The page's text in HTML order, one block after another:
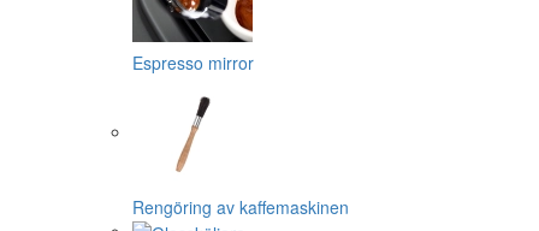
Espresso mirror
Rengöring av kaffemaskinen